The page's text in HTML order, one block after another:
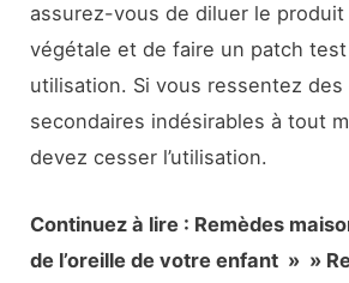
assurez-vous de diluer le
végétale et de faire un patch
utilisation. Si vous ressentez
secondaires indésirables à tout
devez cesser l’utilisation.
Continuez à lire : Remèdes
de l’oreille de votre enfant » »